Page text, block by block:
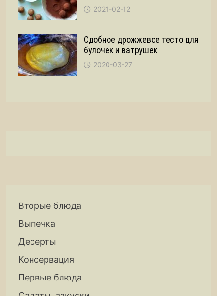
2021-02-12
Сдобное дрожжевое тесто для
булочек и ватрушек
2020-03-27
Вторые блюда
Выпечка
Десерты
Консервация
Первые блюда